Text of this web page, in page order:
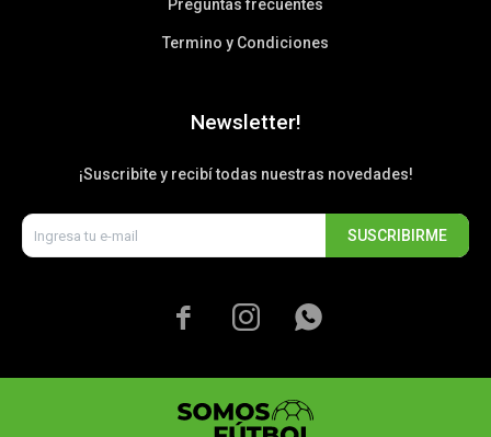
Preguntas frecuentes
Termino y Condiciones
Newsletter!
¡Suscribite y recibí todas nuestras novedades!
SUSCRIBIRME
  